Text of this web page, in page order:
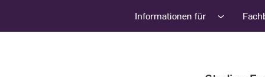
Informationen für